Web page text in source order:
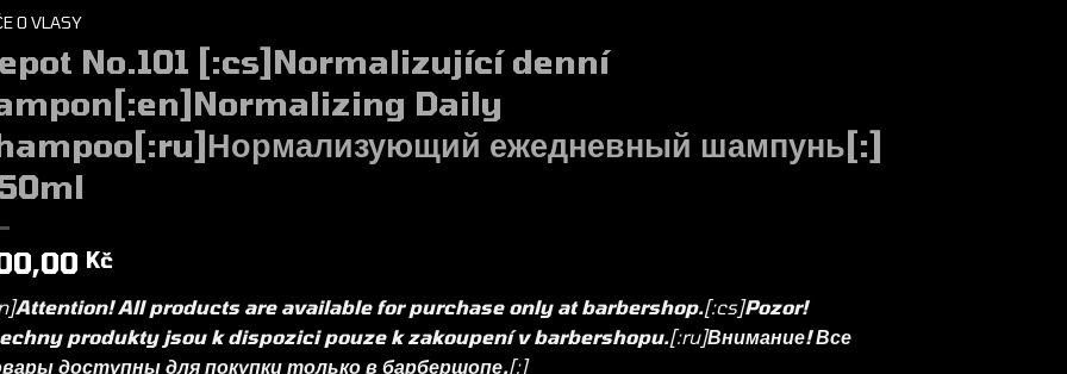
O VLASY
No.101 [:cs]Normalizující denní
Daily
ежедневный шампунь[:]
Kč
Attention! All products are available for purchase only at barbershop.[:cs]Pozor!
produkty jsou k dispozici pouze k zakoupení v barbershopu.[:ru]Внимание! Все
доступны для покупки только в барбершопе.[:]